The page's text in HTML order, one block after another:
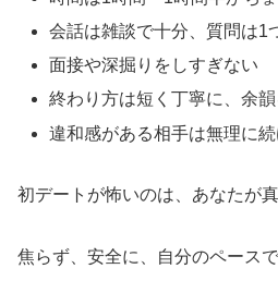
会話は雑談で十分、質問は1
面接や深掘りをしすぎない
終わり方は短く丁寧に、余
違和感がある相手は無理に
初デートが怖いのは、あなたが
焦らず、安全に、自分のペース